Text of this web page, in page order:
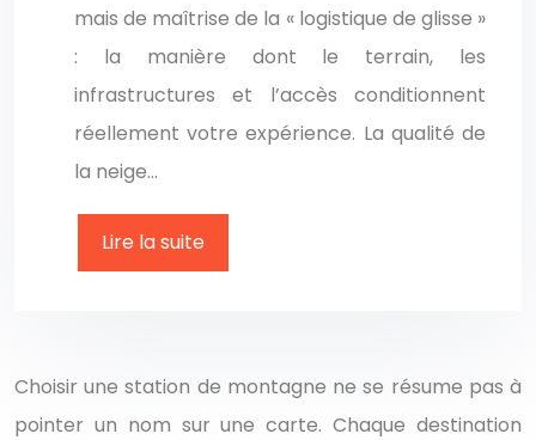
mais de maîtrise de la « logistique de glisse »
: la manière dont le terrain, les
infrastructures et l’accès conditionnent
réellement votre expérience. La qualité de
la neige…
Lire la suite
Choisir une station de montagne ne se résume pas à
pointer un nom sur une carte. Chaque destination